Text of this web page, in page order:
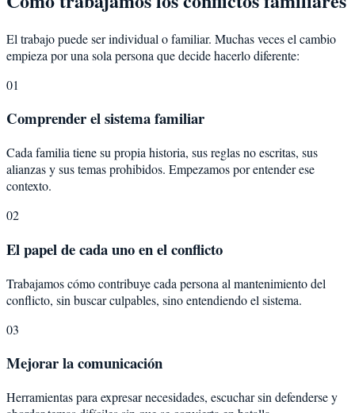
El trabajo puede ser individual o familiar. Muchas veces el cambio
empieza por una sola persona que decide hacerlo diferente:
01
Comprender el sistema familiar
Cada familia tiene su propia historia, sus reglas no escritas, sus
alianzas y sus temas prohibidos. Empezamos por entender ese
contexto.
02
El papel de cada uno en el conflicto
Trabajamos cómo contribuye cada persona al mantenimiento del
conflicto, sin buscar culpables, sino entendiendo el sistema.
03
Mejorar la comunicación
Herramientas para expresar necesidades, escuchar sin defenderse y